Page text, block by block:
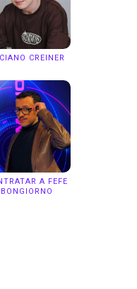
CREINER
A FEFE
BONGIORNO